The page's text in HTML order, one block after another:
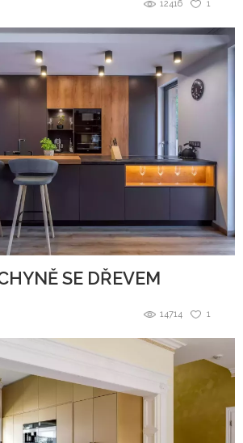
1
12416
SE DŘEVEM
1
14714